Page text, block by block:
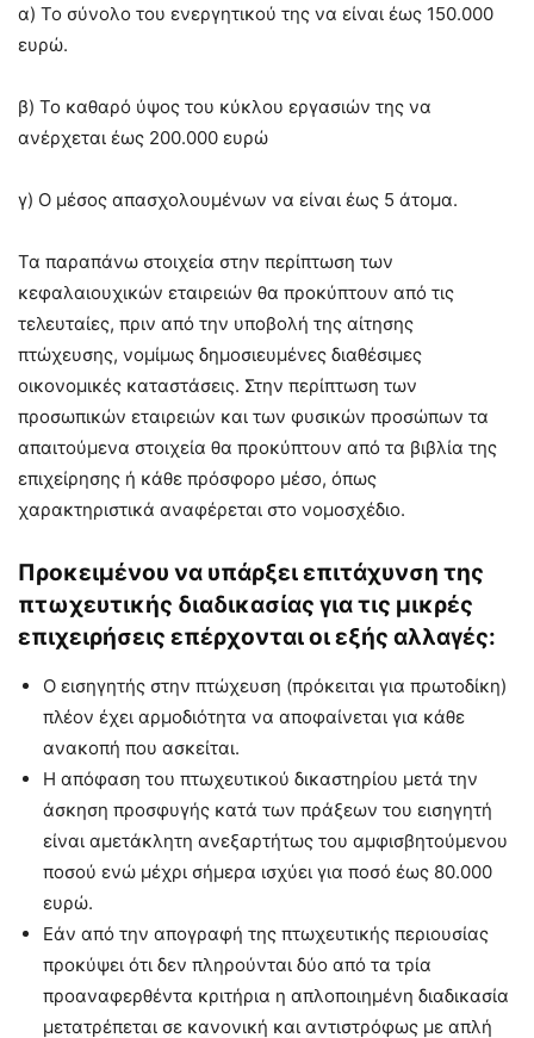
α) Το σύνολο του ενεργητικού της να είναι έως 150.000
ευρώ.
β) Το καθαρό ύψος του κύκλου εργασιών της να
ανέρχεται έως 200.000 ευρώ
γ) Ο μέσος απασχολουμένων να είναι έως 5 άτομα.
Τα παραπάνω στοιχεία στην περίπτωση των
κεφαλαιουχικών εταιρειών θα προκύπτουν από τις
τελευταίες, πριν από την υποβολή της αίτησης
πτώχευσης, νομίμως δημοσιευμένες διαθέσιμες
οικονομικές καταστάσεις. Στην περίπτωση των
προσωπικών εταιρειών και των φυσικών προσώπων τα
απαιτούμενα στοιχεία θα προκύπτουν από τα βιβλία της
επιχείρησης ή κάθε πρόσφορο μέσο, όπως
χαρακτηριστικά αναφέρεται στο νομοσχέδιο.
Προκειμένου να υπάρξει επιτάχυνση της
πτωχευτικής διαδικασίας για τις μικρές
επιχειρήσεις επέρχονται οι εξής αλλαγές:
Ο εισηγητής στην πτώχευση (πρόκειται για πρωτοδίκη)
πλέον έχει αρμοδιότητα να αποφαίνεται για κάθε
ανακοπή που ασκείται.
Η απόφαση του πτωχευτικού δικαστηρίου μετά την
άσκηση προσφυγής κατά των πράξεων του εισηγητή
είναι αμετάκλητη ανεξαρτήτως του αμφισβητούμενου
ποσού ενώ μέχρι σήμερα ισχύει για ποσό έως 80.000
ευρώ.
Εάν από την απογραφή της πτωχευτικής περιουσίας
προκύψει ότι δεν πληρούνται δύο από τα τρία
προαναφερθέντα κριτήρια η απλοποιημένη διαδικασία
μετατρέπεται σε κανονική και αντιστρόφως με απλή